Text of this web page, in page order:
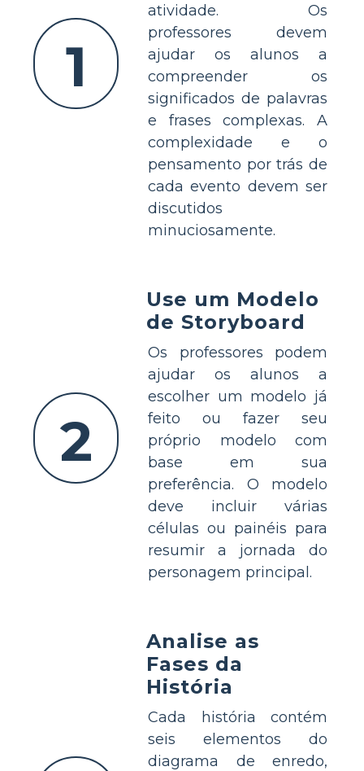
1
atividade. Os
professores devem
ajudar os alunos a
compreender os
significados de palavras
e frases complexas. A
complexidade e o
pensamento por trás de
cada evento devem ser
discutidos
minuciosamente.
2
Use um Modelo
de Storyboard
Os professores podem
ajudar os alunos a
escolher um modelo já
feito ou fazer seu
próprio modelo com
base em sua
preferência. O modelo
deve incluir várias
células ou painéis para
resumir a jornada do
personagem principal.
Analise as
Fases da
História
Cada história contém
seis elementos do
diagrama de enredo,